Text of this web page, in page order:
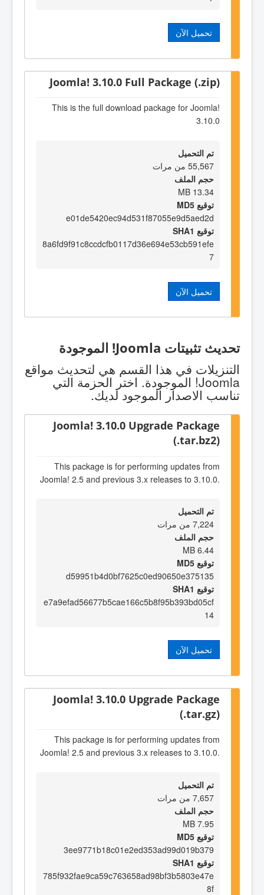
تحميل الآن
Joomla! 3.10.0 Full Package (.zip)
This is the full download package for Joomla!
3.10.0
تم التحميل
55,567 من مرات
حجم الملف
13.34 MB
توقيع MD5
e01de5420ec94d531f87055e9d5aed2d
توقيع SHA1
8a6fd9f91c8ccdcfb0117d36e694e53cb591efe
7
تحميل الآن
تحديث تثبيتات Joomla! الموجودة
التنزيلات في هذا القسم هي لتحديث مواقع
Joomla! الموجودة. اختر الحزمة التي
تناسب الاصدار الموجود لديك.
Joomla! 3.10.0 Upgrade Package
(.tar.bz2)
This package is for performing updates from
Joomla! 2.5 and previous 3.x releases to 3.10.0.
تم التحميل
7,224 من مرات
حجم الملف
6.44 MB
توقيع MD5
d59951b4d0bf7625c0ed90650e375135
توقيع SHA1
e7a9efad56677b5cae166c5b8f95b393bd05cf
14
تحميل الآن
Joomla! 3.10.0 Upgrade Package
(.tar.gz)
This package is for performing updates from
Joomla! 2.5 and previous 3.x releases to 3.10.0.
تم التحميل
7,657 من مرات
حجم الملف
7.95 MB
توقيع MD5
3ee9771b18c01e2ed353ad99d019b379
توقيع SHA1
785f932fae9ca59c763658ad98bf3b5803e47e
8f